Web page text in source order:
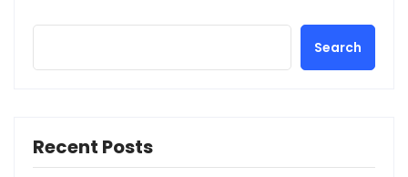
Search
Recent Posts